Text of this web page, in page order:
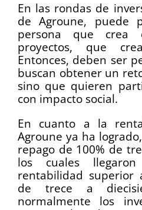
En las rondas de
de Agroune, puede
persona que
proyectos, que
Entonces, deben ser
buscan obtener un
sino que quieren
con impacto social.
En cuanto a la
Agroune ya ha
repago de 100% de
los cuales
rentabilidad superior
de trece a
normalmente los